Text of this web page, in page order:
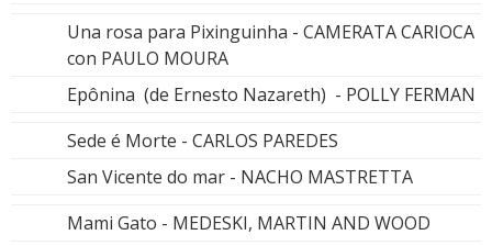
Una rosa para Pixinguinha - CAMERATA CARIOCA
con PAULO MOURA
Epônina (de Ernesto Nazareth) - POLLY FERMAN
Sede é Morte - CARLOS PAREDES
San Vicente do mar - NACHO MASTRETTA
Mami Gato - MEDESKI, MARTIN AND WOOD